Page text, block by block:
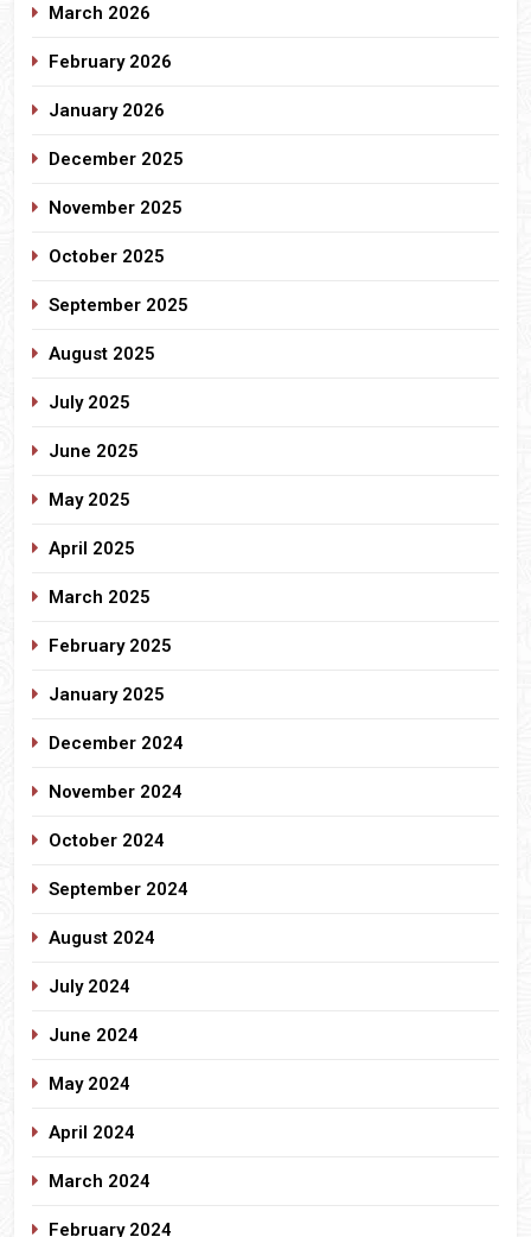
March 2026
February 2026
January 2026
December 2025
November 2025
October 2025
September 2025
August 2025
July 2025
June 2025
May 2025
April 2025
March 2025
February 2025
January 2025
December 2024
November 2024
October 2024
September 2024
August 2024
July 2024
June 2024
May 2024
April 2024
March 2024
February 2024